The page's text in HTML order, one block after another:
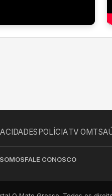
CIDADES POLÍCIATV OMT
FALE CONOSCO